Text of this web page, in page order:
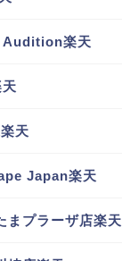
楽天
天
Japan楽天
まプラーザ店楽天